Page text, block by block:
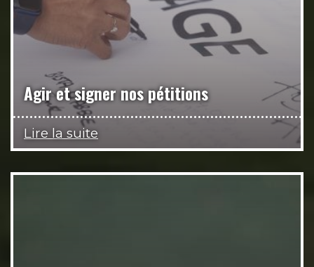
Agir et signer nos pétitions
Lire la suite